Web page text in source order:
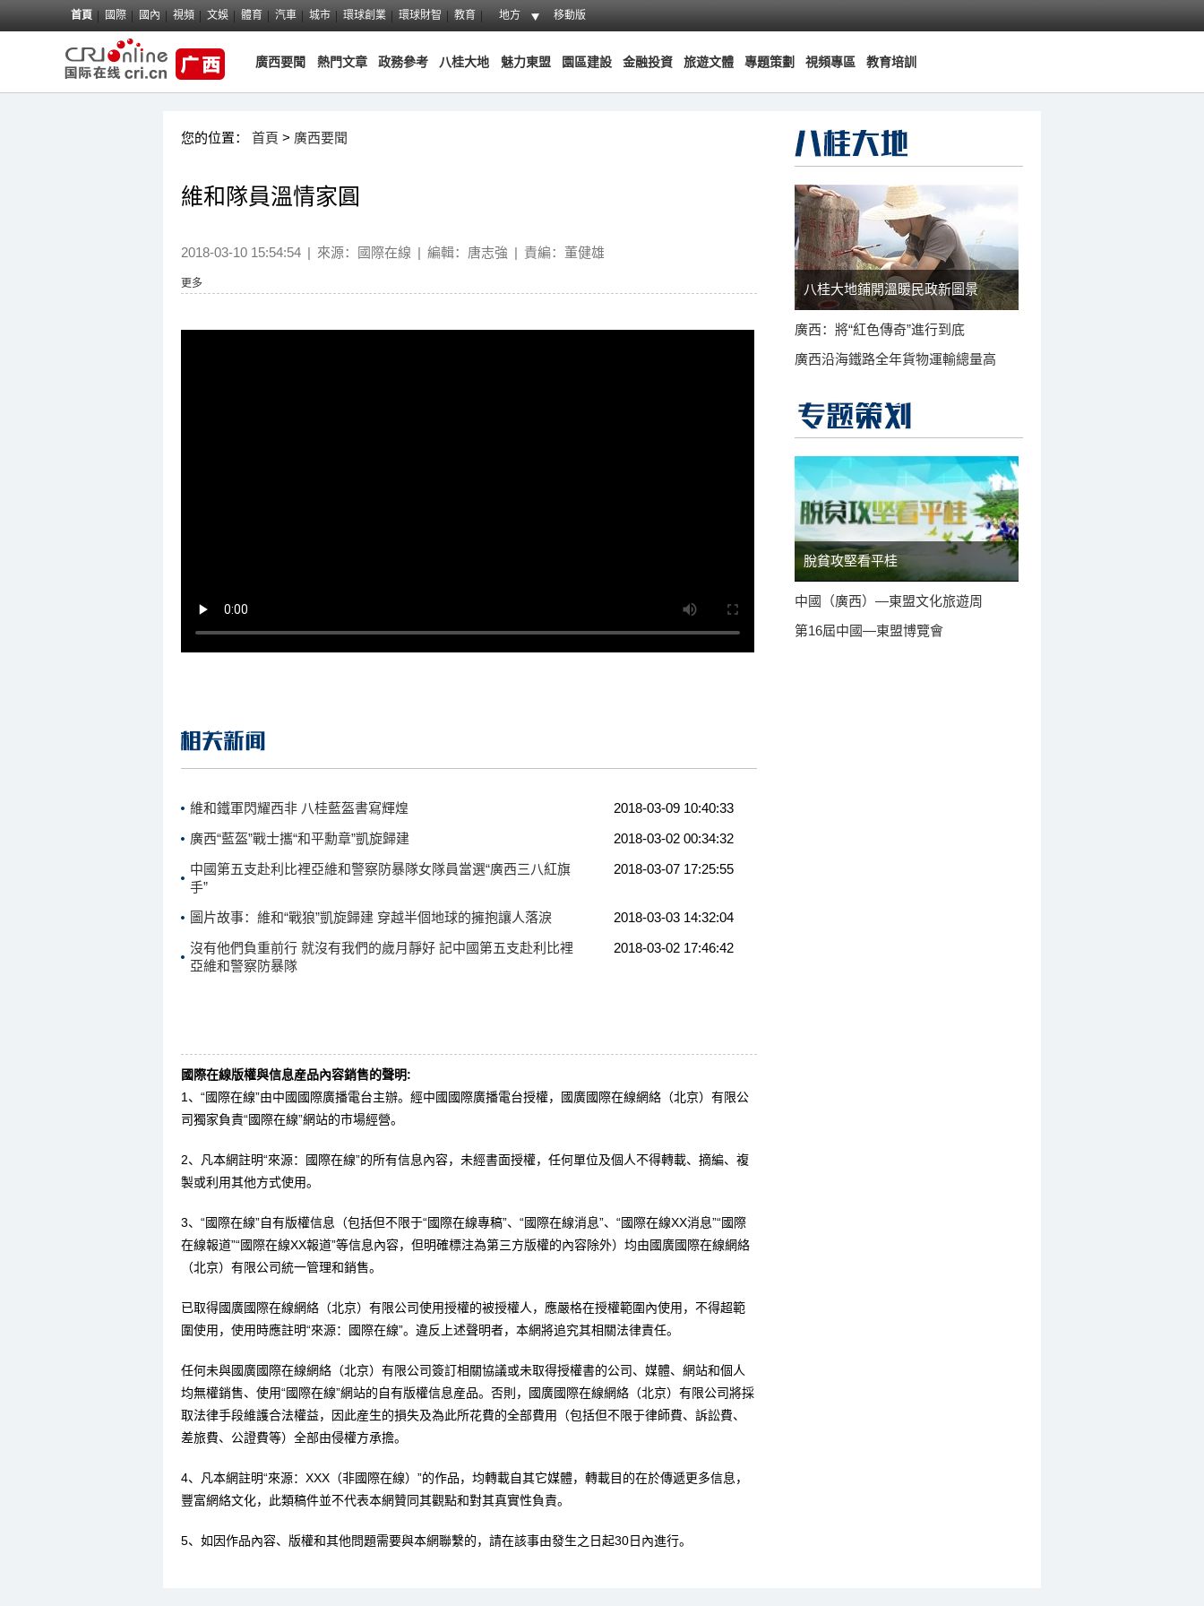
首頁 國際 國內 視頻 文娛 體育 汽車 城市 環球創業 環球財智 教育 地方 移動版
廣西要聞 熱門文章 政務參考 八桂大地 魅力東盟 園區建設 金融投資 旅遊文體 專題策劃 視頻專區 教育培訓
您的位置： 首頁 > 廣西要聞
維和隊員溫情家圓
2018-03-10 15:54:54 | 來源：國際在線 | 編輯：唐志強 | 責編：董健雄
更多
2018-03-09 10:40:33
維和鐵軍閃耀西非 八桂藍盔書寫輝煌
2018-03-02 00:34:32
廣西“藍盔”戰士攜“和平勳章”凱旋歸建
2018-03-07 17:25:55
中國第五支赴利比裡亞維和警察防暴隊女隊員當選“廣西三八紅旗
手”
2018-03-03 14:32:04
圖片故事：維和“戰狼”凱旋歸建 穿越半個地球的擁抱讓人落淚
2018-03-02 17:46:42
沒有他們負重前行 就沒有我們的歲月靜好 記中國第五支赴利比裡
亞維和警察防暴隊
國際在線版權與信息産品內容銷售的聲明:
1、“國際在線”由中國國際廣播電台主辦。經中國國際廣播電台授權，國廣國際在線網絡（北京）有限公
司獨家負責“國際在線”網站的市場經營。
2、凡本網註明“來源：國際在線”的所有信息內容，未經書面授權，任何單位及個人不得轉載、摘編、複
製或利用其他方式使用。
3、“國際在線”自有版權信息（包括但不限于“國際在線專稿”、“國際在線消息”、“國際在線XX消息”“國際
在線報道”“國際在線XX報道”等信息內容，但明確標注為第三方版權的內容除外）均由國廣國際在線網絡
（北京）有限公司統一管理和銷售。
已取得國廣國際在線網絡（北京）有限公司使用授權的被授權人，應嚴格在授權範圍內使用，不得超範
圍使用，使用時應註明“來源：國際在線”。違反上述聲明者，本網將追究其相關法律責任。
任何未與國廣國際在線網絡（北京）有限公司簽訂相關協議或未取得授權書的公司、媒體、網站和個人
均無權銷售、使用“國際在線”網站的自有版權信息産品。否則，國廣國際在線網絡（北京）有限公司將採
取法律手段維護合法權益，因此産生的損失及為此所花費的全部費用（包括但不限于律師費、訴訟費、
差旅費、公證費等）全部由侵權方承擔。
4、凡本網註明“來源：XXX（非國際在線）”的作品，均轉載自其它媒體，轉載目的在於傳遞更多信息，
豐富網絡文化，此類稿件並不代表本網贊同其觀點和對其真實性負責。
5、如因作品內容、版權和其他問題需要與本網聯繫的，請在該事由發生之日起30日內進行。
八桂大地鋪開溫暖民政新圖景
廣西：將“紅色傳奇”進行到底
廣西沿海鐵路全年貨物運輸總量高
脫貧攻堅看平桂
中國（廣西）—東盟文化旅遊周
第16屆中國—東盟博覽會